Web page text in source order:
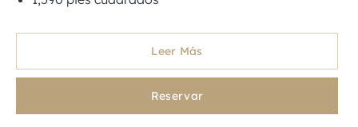
Leer Más
Reservar